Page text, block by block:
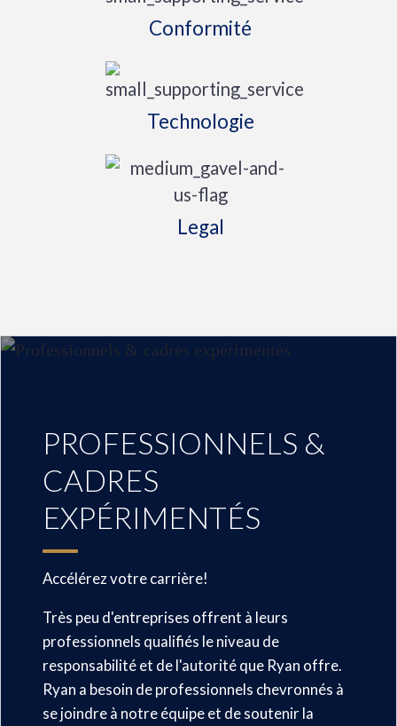
Conformité
Technologie
Legal
PROFESSIONNELS &
CADRES
EXPÉRIMENTÉS
Accélérez votre carrière!
Très peu d'entreprises offrent à leurs
professionnels qualifiés le niveau de
responsabilité et de l'autorité que Ryan offre.
Ryan a besoin de professionnels chevronnés à
se joindre à notre équipe et de soutenir la